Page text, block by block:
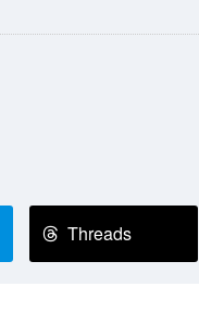
Threads